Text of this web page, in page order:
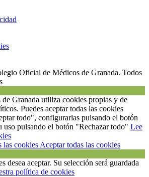
Oficial de Médicos de Granada. Todos
Granada utiliza cookies propias y de
Puedes aceptar todas las cookies
todo", configurarlas pulsando el botón
uso pulsando el botón "Rechazar todo" Lee
las cookies Aceptar todas las cookies
desea aceptar. Su selección será guardada
política de cookies